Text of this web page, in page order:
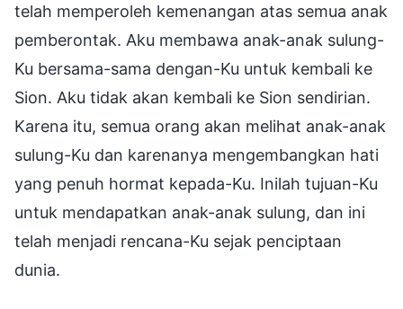
telah memperoleh kemenangan atas semua anak
pemberontak. Aku membawa anak-anak sulung-
Ku bersama-sama dengan-Ku untuk kembali ke
Sion. Aku tidak akan kembali ke Sion sendirian.
Karena itu, semua orang akan melihat anak-anak
sulung-Ku dan karenanya mengembangkan hati
yang penuh hormat kepada-Ku. Inilah tujuan-Ku
untuk mendapatkan anak-anak sulung, dan ini
telah menjadi rencana-Ku sejak penciptaan
dunia.